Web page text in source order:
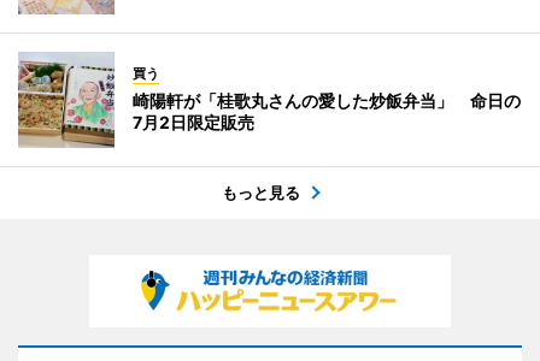
買う
崎陽軒が「桂歌丸さんの愛した炒飯弁当」 命日の
7月2日限定販売
もっと見る